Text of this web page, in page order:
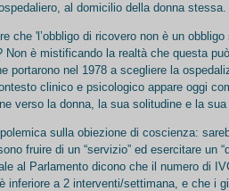
al domicilio della donna stessa.
che 'l’obbligo di ricovero non è un
Non è mistificando la realtà che questa
portarono nel 1978 a scegliere la
clinico e psicologico appare oggi
verso la donna, la sua solitudine e la
sulla obiezione di coscienza:
fruire di un “servizio” ed esercitare un
al Parlamento dicono che il numero di
inferiore a 2 interventi/settimana, e che i